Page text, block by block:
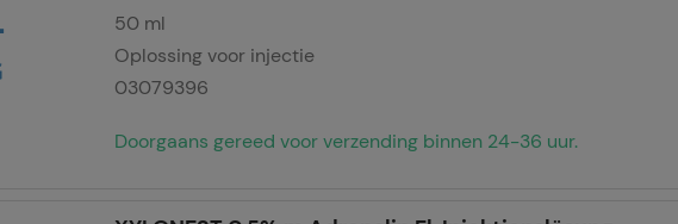
50 ml
Oplossing voor injectie
03079396
Doorgaans gereed voor verzending binnen 24-36 uur.